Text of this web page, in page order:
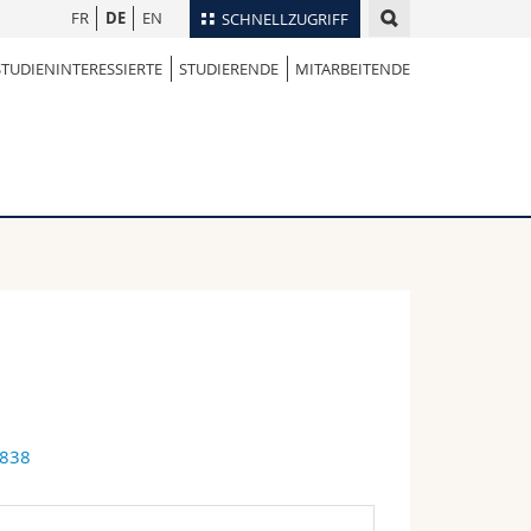
SCHNELLZUGRIFF
Personenverzeichnis
Vorlesungsverzeichnis
FR DE EN
STUDIERENDE MITARBEITENDE